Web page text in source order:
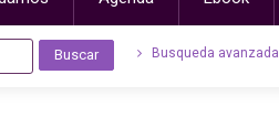
Busqueda avanzada